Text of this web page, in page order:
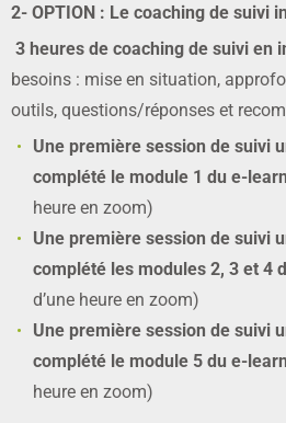
2- OPTION : Le coaching de suivi
3 heures de coaching de suivi en
besoins : mise en situation,
outils, questions/réponses et
Une première session de suivi
complété le module 1 du e-
heure en zoom)
Une première session de suivi
complété les modules 2, 3 et 4
d’une heure en zoom)
Une première session de suivi
complété le module 5 du e-
heure en zoom)